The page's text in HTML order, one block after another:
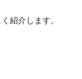
紹介します。